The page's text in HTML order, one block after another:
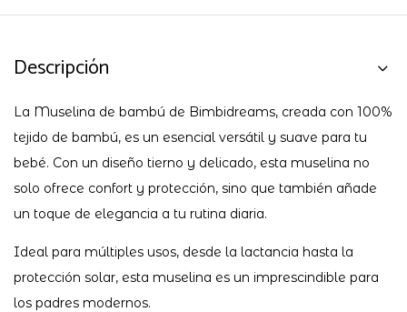
Descripción
La Muselina de bambú de Bimbidreams, creada con 100%
tejido de bambú, es un esencial versátil y suave para tu
bebé. Con un diseño tierno y delicado, esta muselina no
solo ofrece confort y protección, sino que también añade
un toque de elegancia a tu rutina diaria.
Ideal para múltiples usos, desde la lactancia hasta la
protección solar, esta muselina es un imprescindible para
los padres modernos.